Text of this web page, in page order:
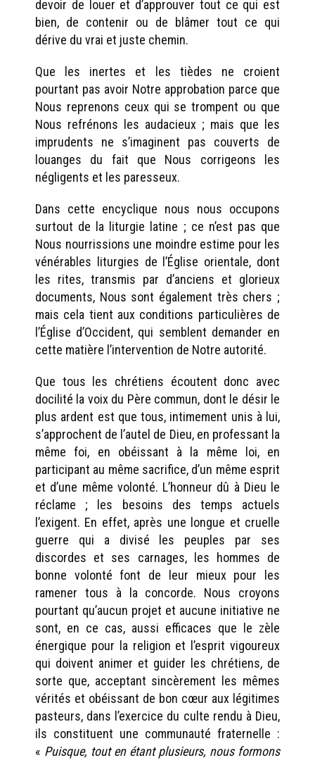
devoir de louer et d’approuver tout ce qui est
bien, de contenir ou de blâmer tout ce qui
dérive du vrai et juste chemin.
Que les inertes et les tièdes ne croient
pourtant pas avoir Notre approbation parce que
Nous reprenons ceux qui se trompent ou que
Nous refrénons les audacieux ; mais que les
imprudents ne s’imaginent pas couverts de
louanges du fait que Nous corrigeons les
négligents et les paresseux.
Dans cette encyclique nous nous occupons
surtout de la liturgie latine ; ce n’est pas que
Nous nourrissions une moindre estime pour les
vénérables liturgies de l’Église orientale, dont
les rites, transmis par d’anciens et glorieux
documents, Nous sont également très chers ;
mais cela tient aux conditions particulières de
l’Église d’Occident, qui semblent demander en
cette matière l’intervention de Notre autorité.
Que tous les chrétiens écoutent donc avec
docilité la voix du Père commun, dont le désir le
plus ardent est que tous, intimement unis à lui,
s’approchent de l’autel de Dieu, en professant la
même foi, en obéissant à la même loi, en
participant au même sacrifice, d’un même esprit
et d’une même volonté. L’honneur dû à Dieu le
réclame ; les besoins des temps actuels
l’exigent. En effet, après une longue et cruelle
guerre qui a divisé les peuples par ses
discordes et ses carnages, les hommes de
bonne volonté font de leur mieux pour les
ramener tous à la concorde. Nous croyons
pourtant qu’aucun projet et aucune initiative ne
sont, en ce cas, aussi efficaces que le zèle
énergique pour la religion et l’esprit vigoureux
qui doivent animer et guider les chrétiens, de
sorte que, acceptant sincèrement les mêmes
vérités et obéissant de bon cœur aux légitimes
pasteurs, dans l’exercice du culte rendu à Dieu,
ils constituent une communauté fraternelle :
« Puisque, tout en étant plusieurs, nous formons